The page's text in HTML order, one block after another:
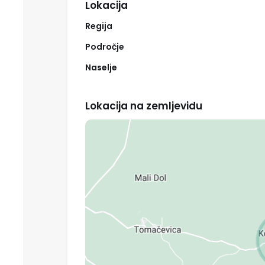
Lokacija
Regija
Področje
Naselje
Lokacija na zemljevidu